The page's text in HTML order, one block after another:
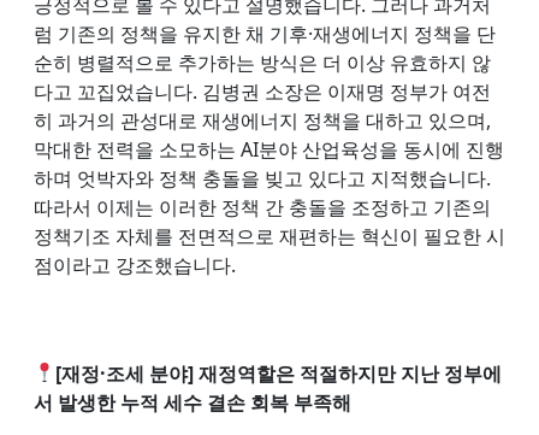
럼 기존의 정책을 유지한 채 기후·재생에너지 정책을 단
순히 병렬적으로 추가하는 방식은 더 이상 유효하지 않
다고 꼬집었습니다. 김병권 소장은 이재명 정부가 여전
히 과거의 관성대로 재생에너지 정책을 대하고 있으며,
막대한 전력을 소모하는 AI분야 산업육성을 동시에 진행
하며 엇박자와 정책 충돌을 빚고 있다고 지적했습니다.
따라서 이제는 이러한 정책 간 충돌을 조정하고 기존의
정책기조 자체를 전면적으로 재편하는 혁신이 필요한 시
점이라고 강조했습니다.
[재정·조세 분야] 재정역할은 적절하지만 지난 정부에
서 발생한 누적 세수 결손 회복 부족해